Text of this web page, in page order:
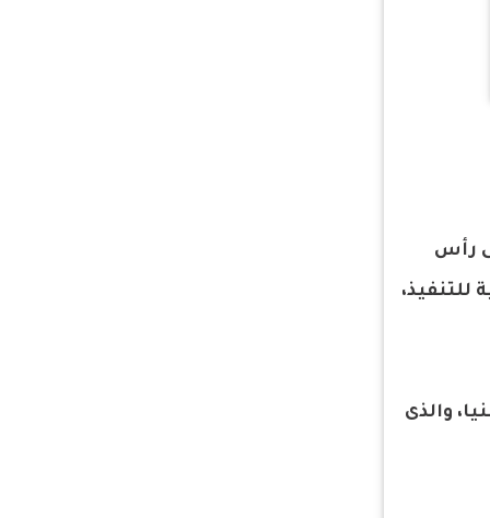
رأس
للتنفيذ،
والذى